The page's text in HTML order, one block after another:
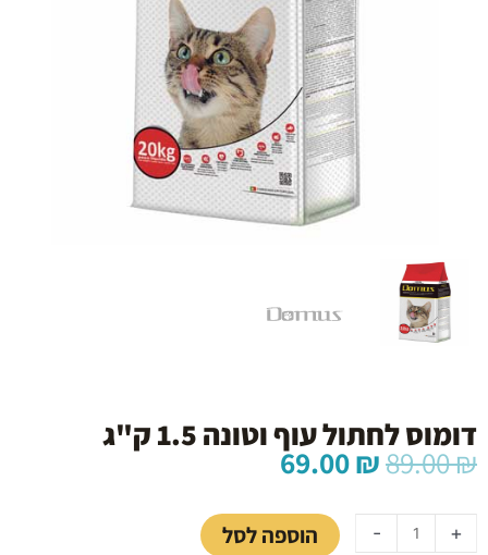
דומוס לחתול עוף וטונה 1.5 ק"ג
89.00₪ המחיר
המקורי
היה:
89.00 ₪.
69.00₪
הוא:
69.00 ₪. -
של
דומוס
+ הוספה לסל